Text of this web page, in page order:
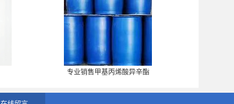
专业销售甲基丙烯酸异辛酯